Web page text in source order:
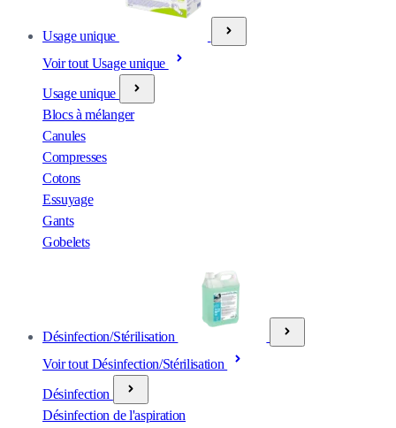
Usage unique
Voir tout Usage unique
Usage unique
Blocs à mélanger
Canules
Compresses
Cotons
Essuyage
Gants
Gobelets
Désinfection/Stérilisation
Voir tout Désinfection/Stérilisation
Désinfection
Désinfection de l'aspiration